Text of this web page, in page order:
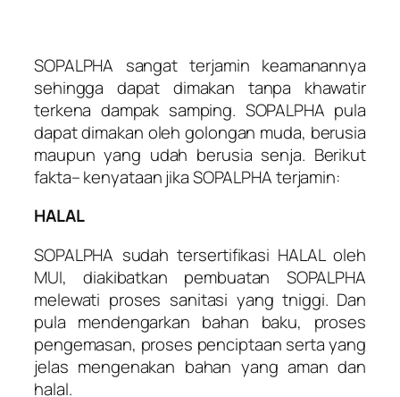
SOPALPHA sangat terjamin keamanannya
sehingga dapat dimakan tanpa khawatir
terkena dampak samping. SOPALPHA pula
dapat dimakan oleh golongan muda, berusia
maupun yang udah berusia senja. Berikut
fakta– kenyataan jika SOPALPHA terjamin:
HALAL
SOPALPHA sudah tersertifikasi HALAL oleh
MUI, diakibatkan pembuatan SOPALPHA
melewati proses sanitasi yang tniggi. Dan
pula mendengarkan bahan baku, proses
pengemasan, proses penciptaan serta yang
jelas mengenakan bahan yang aman dan
halal.